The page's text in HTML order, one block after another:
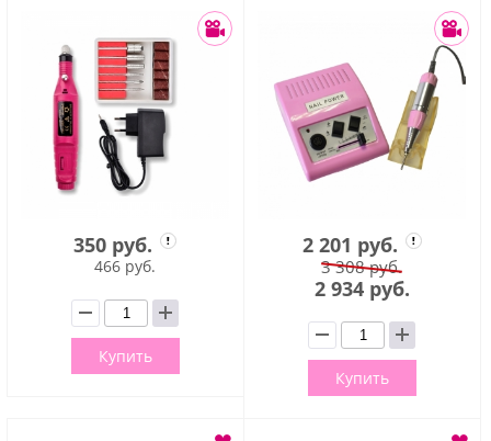
350 руб.
466 руб.
Купить
2 201 руб.
3 308 руб.
2 934 руб.
Купить